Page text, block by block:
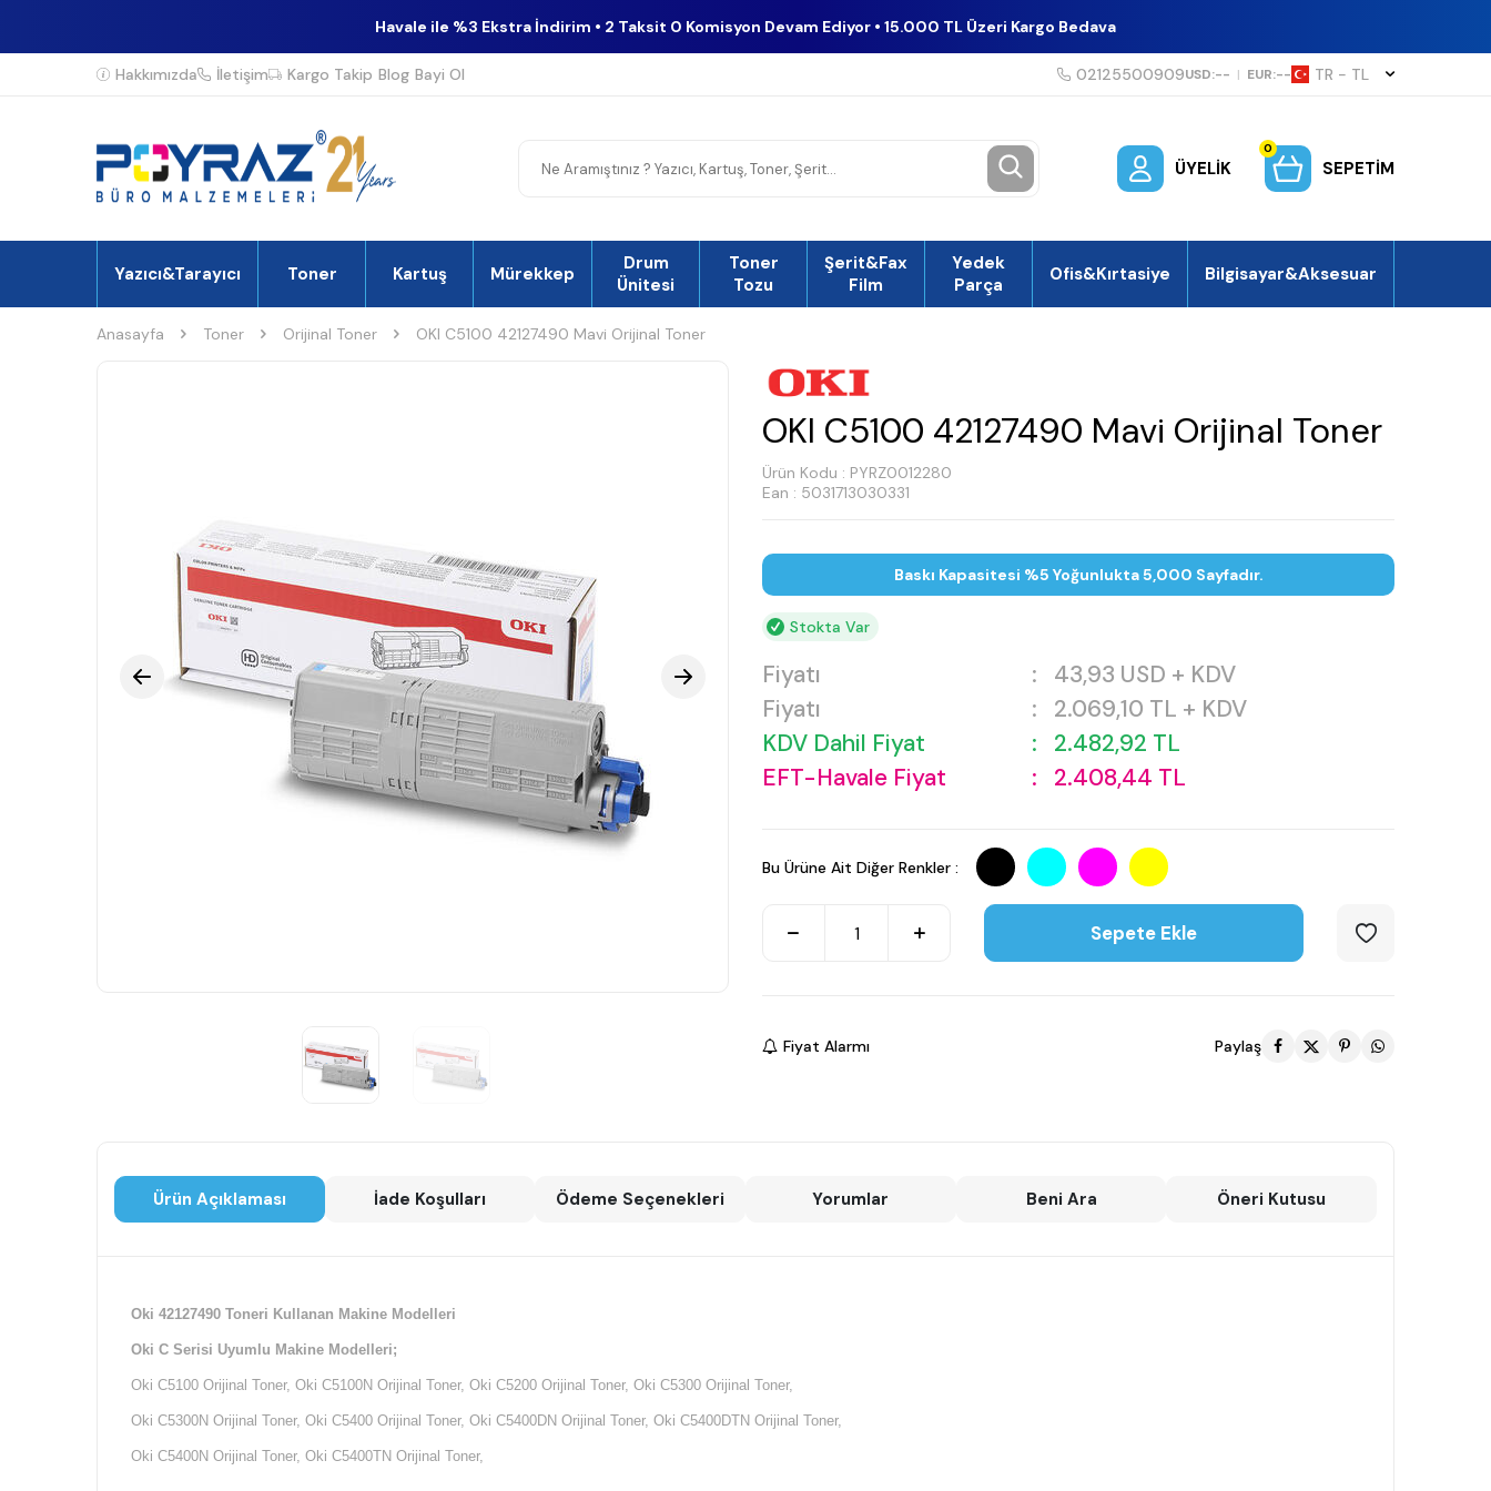
Havale ile %3 Ekstra İndirim • 2 Taksit 0 Komisyon Devam Ediyor • 15.000 TL Üzeri Kargo Bedava
Hakkımızda İletişim Kargo Takip Blog Bayi Ol 02125500909USD:-- | EUR:-- TR − TL
ÜYELIK
0
SEPETIM
Yazıcı&Tarayıcı Toner Kartuş Mürekkep
Drum
Ünitesi
Toner
Tozu
Şerit&Fax
Film
Yedek
Parça
Ofis&Kırtasiye Bilgisayar&Aksesuar
Anasayfa Toner Orijinal Toner OKI C5100 42127490 Mavi Orijinal Toner
OKI C5100 42127490 Mavi Orijinal Toner
Ürün Kodu : PYRZ0012280
Ean : 5031713030331
Baskı Kapasitesi %5 Yoğunlukta 5,000 Sayfadır.
Stokta Var
Fiyatı : 43,93 USD + KDV
Fiyatı
: 2.069,10 TL + KDV
KDV Dahil Fiyat
: 2.482,92 TL
EFT-Havale Fiyat
: 2.408,44 TL
Bu Ürüne Ait Diğer Renkler :
Sepete Ekle
Fiyat Alarmı Paylaş
Ürün Açıklaması İade Koşulları Ödeme Seçenekleri Yorumlar Beni Ara Öneri Kutusu
Oki 42127490 Toneri Kullanan Makine Modelleri
Oki C Serisi Uyumlu Makine Modelleri;
Oki C5100 Orijinal Toner, Oki C5100N Orijinal Toner, Oki C5200 Orijinal Toner, Oki C5300 Orijinal Toner,
Oki C5300N Orijinal Toner, Oki C5400 Orijinal Toner, Oki C5400DN Orijinal Toner, Oki C5400DTN Orijinal Toner,
Oki C5400N Orijinal Toner, Oki C5400TN Orijinal Toner,